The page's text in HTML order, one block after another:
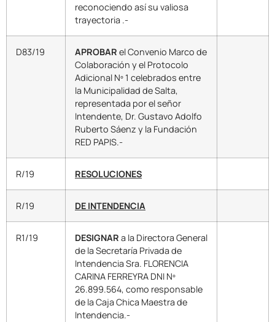
reconociendo así su valiosa
trayectoria .-
D83/19 APROBAR el Convenio Marco de
Colaboración y el Protocolo
Adicional Nº 1 celebrados entre
la Municipalidad de Salta,
representada por el señor
Intendente, Dr. Gustavo Adolfo
Ruberto Sáenz y la Fundación
RED PAPIS.-
R/19 RESOLUCIONES
R/19 DE INTENDENCIA
R1/19 DESIGNAR a la Directora General
de la Secretaría Privada de
Intendencia Sra. FLORENCIA
CARINA FERREYRA DNI Nº
26.899.564, como responsable
de la Caja Chica Maestra de
Intendencia.-